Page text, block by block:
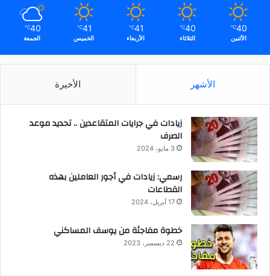
40
℃
الأثنين
40
℃
الثلاثاء
41
℃
الأربعاء
41
℃
الخميس
40
℃
الجمعة
الأشهر الأخيرة
زيادات في جرايات المتقاعدين .. تحديد موعد
الصرف
3 مايو، 2024
رسمي: زيادات في أجور العاملين بهذه
القطاعات
17 أبريل، 2024
خطوة مفاجئة من يوسف المساكني
22 ديسمبر، 2023